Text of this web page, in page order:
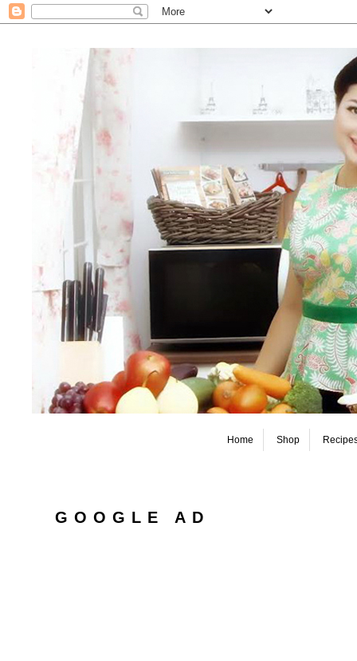
Home Shop
GOOGLE AD